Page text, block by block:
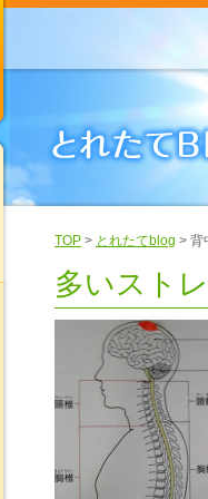
TOP > とれたてblog > 背
多いスト